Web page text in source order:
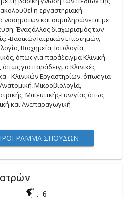
η εργαστηριακή
νοσημάτων και συμπληρώνεται με
Ένας άλλος διαχωρισμός των
-Βασικών Ιατρικών Επιστημών,
Βιοχημεία, Ιστολογία,
όπως για παράδειγμα Κλινική
όπως για παράδειγμα Κλινικές
-Κλινικών Εργαστηρίων, όπως για
Μικροβιολογία,
Μαιευτικής-Γυν/γίας όπως
και Αναπαραγωγική
ΣΠΟΥΔΏΝ
6